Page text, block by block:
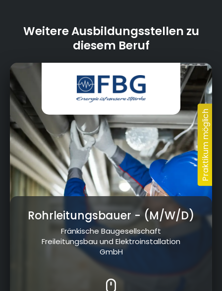
Weitere Ausbildungsstellen zu
diesem Beruf
Rohrleitungsbauer - (M/W/D)
Fränkische Baugesellschaft
Freileitungsbau und Elektroinstallation
GmbH